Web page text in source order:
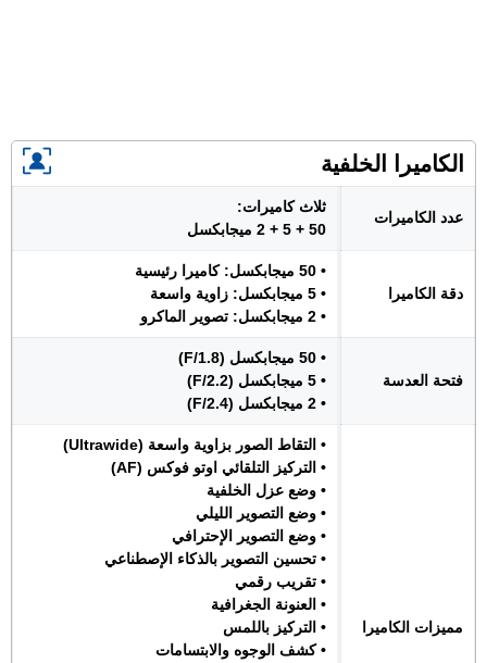
الكاميرا الخلفية
عدد الكاميرات
ثلاث كاميرات:
50 + 5 + 2 ميجابكسل
دقة الكاميرا
• 50 ميجابكسل: كاميرا رئيسية
• 5 ميجابكسل: زاوية واسعة
• 2 ميجابكسل: تصوير الماكرو
فتحة العدسة
• 50 ميجابكسل (F/1.8)
• 5 ميجابكسل (F/2.2)
• 2 ميجابكسل (F/2.4)
مميزات الكاميرا
• التقاط الصور بزاوية واسعة (Ultrawide)
• التركيز التلقائي اوتو فوكس (AF)
• وضع عزل الخلفية
• وضع التصوير الليلي
• وضع التصوير الإحترافي
• تحسين التصوير بالذكاء الإصطناعي
• تقريب رقمي
• العنونة الجغرافية
• التركيز باللمس
• كشف الوجوه والابتسامات